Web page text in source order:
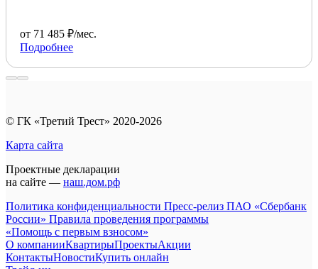
от 71 485 ₽/мес.
Подробнее
© ГК «Третий Трест» 2020-2026
Карта сайта
Проектные декларации
на сайте — наш.дом.рф
Политика конфиденциальности Пресс-релиз ПАО «Сбербанк
России» Правила проведения программы
«Помощь с первым взносом»
О компанииКвартирыПроектыАкции
КонтактыНовостиКупить онлайн